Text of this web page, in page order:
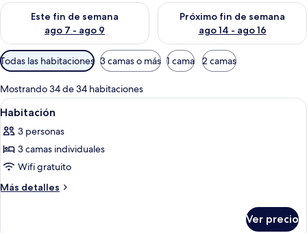
Este fin de semana
ago 7 - ago 9
Consulta la disponibilidad para este fin de semana ago 7 -
Próximo fin de semana
ago 14 - ago 16
Consulta la disponibilidad
Filtros
disponibles
para
las
habitaciones
Todas las habitaciones 3 camas o más 1 cama 2 camas
Mostrando 34 de 34 habitaciones
Abrir
todas
las
fotos
de
Habitación
Habitación de hotel con dos camas,
7
Habitación
3 personas
3 camas individuales
Wifi gratuito
Más detalles
Más
Ver precio